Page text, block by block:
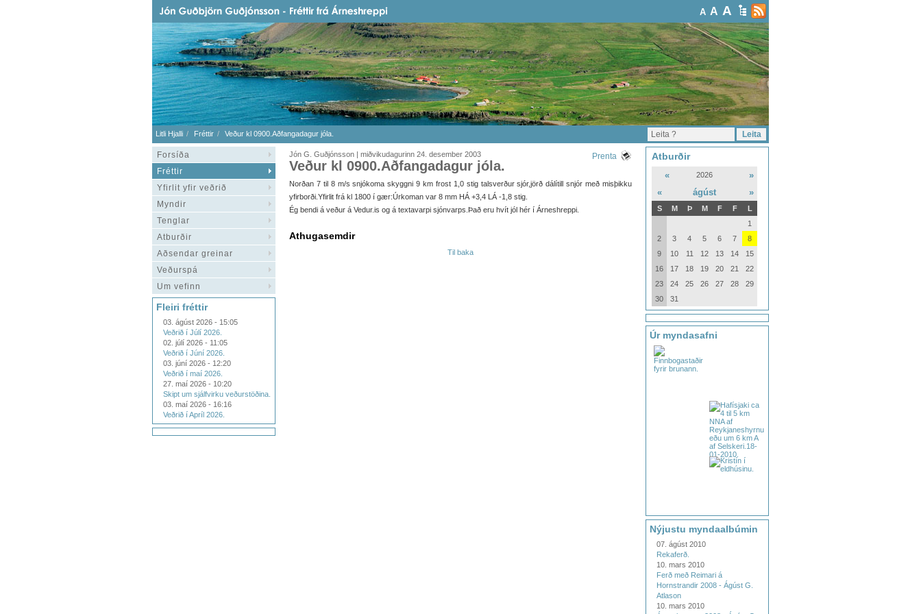
A A A
Litli Hjalli Fréttir Veður kl 0900.Aðfangadagur jóla.
Forsíða
Fréttir
Yfirlit yfir veðrið
Myndir
Tenglar
Atburðir
Aðsendar greinar
Veðurspá
Um vefinn
Fleiri fréttir
03. ágúst 2026 - 15:05
Veðrið í Júlí 2026.
02. júlí 2026 - 11:05
Veðrið í Júní 2026.
03. júní 2026 - 12:20
Veðrið í maí 2026.
27. maí 2026 - 10:20
Skipt um sjálfvirku veðurstöðina.
03. maí 2026 - 16:16
Veðrið í Apríl 2026.
Jón G. Guðjónsson | miðvikudagurinn 24. desember 2003 Prenta
Veður kl 0900.Aðfangadagur jóla.
Norðan 7 til 8 m/s snjókoma skyggni 9 km frost 1,0 stig talsverður sjór,jörð dálítill snjór með misþikku
yfirborði.Yfirlit frá kl 1800 í gær:Úrkoman var 8 mm HÁ +3,4 LÁ -1,8 stig.
Ég bendi á veður á Vedur.is og á textavarpi sjónvarps.Það eru hvít jól hér í Árneshreppi.
Athugasemdir
Til baka
Atburðir
« 2026
»
«
ágúst »
S M Þ M F F
L
1
2
3 4 5 6 7
8
9
10 11 12 13 14
15
16
17 18 19 20 21
22
23
24 25 26 27 28
29
30
31
Úr myndasafni
Nýjustu myndaalbúmin
07. ágúst 2010
Rekaferð.
10. mars 2010
Ferð með Reimari á
Hornstrandir 2008 - Ágúst G.
Atlason
10. mars 2010